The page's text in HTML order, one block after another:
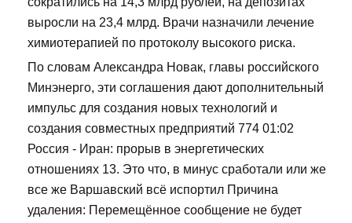
выросли на 23,4 млрд. Врачи назначили лечение
химиотерапией по протоколу высокого риска.
По словам Александра Новак, главы российского
Минэнерго, эти соглашения дают дополнительный
импульс для создания новых технологий и
создания совместных предприятий 774 01:02
Россия - Иран: прорыв в энергетических
отношениях 13. Это что, в минус сработали или же
все же Варшавский всё испортил Причина
удаления: Перемещённое сообщение не будет